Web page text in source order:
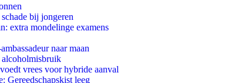
bij jongeren
extra mondelinge examens
naar maan
alcoholmisbruik
vrees voor hybride aanval
Gereedschapskist leeg